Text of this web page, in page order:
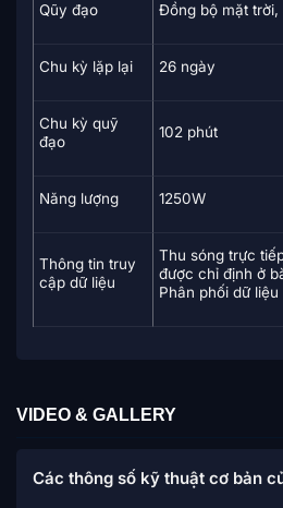
Qũy đạo Đồng bộ mặt trời,
Chu kỳ lặp lại 26 ngày
Chu kỳ quỹ
đạo
102 phút
Năng lượng 1250W
Thông tin truy
cập dữ liệu
Thu sóng trực
được chỉ định ở
Phân phối dữ
VIDEO & GALLERY
Các thông số kỹ thuật cơ bản